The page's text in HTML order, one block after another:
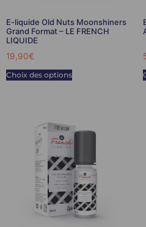
E-liquide Old Nuts Moonshiners
Grand Format – LE FRENCH
LIQUIDE
19,90€
Choix des options